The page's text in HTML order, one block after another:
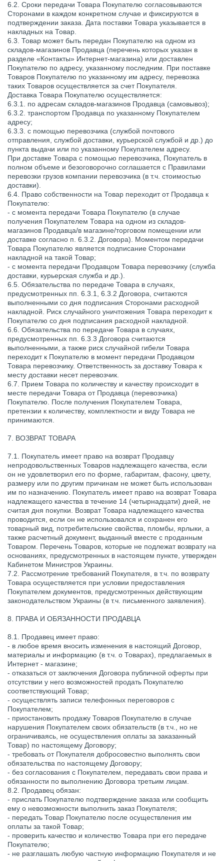
6.2. Сроки передачи Товара Покупателю согласовываются
Сторонами в каждом конкретном случае и фиксируются в
подтверждении заказа. Дата поставки Товара указывается в
накладных на Товар.
6.3. Товар может быть передан Покупателю на одном из
складов-магазинов Продавца (перечень которых указан в
разделе «Контакты» Интернет-магазина) или доставлен
Покупателю по адресу, указанному последним. При поставке
Товаров Покупателю по указанному им адресу, перевозка
таких Товаров осуществляется за счет Покупателя.
Доставка Товара Покупателю осуществляется:
6.3.1. по адресам складов-магазинов Продавца (самовывоз);
6.3.2. транспортом Продавца по указанному Покупателем
адресу;
6.3.3. с помощью перевозчика (службой почтового
отправления, службой доставки, курьерской службой и др.) до
пункта выдачи или по указанному Покупателем адресу.
При доставке Товара с помощью перевозчика, Покупатель в
полном объеме и безоговорочно соглашается с Правилами
перевозки грузов компании перевозчика (в т.ч. стоимостью
доставки).
6.4. Право собственности на Товар переходит от Продавца к
Покупателю:
- с момента передачи Товара Покупателю (в случае
получения Покупателем Товара на одном из складов-
магазинов Продавца/в магазине/торговом помещении или
доставке согласно п. 6.3.2. Договора). Моментом передачи
Товара Покупателю является подписание Сторонами
накладной на такой Товар;
- с момента передачи Продавцом Товара перевозчику (служба
доставки, курьерская служба и др.).
6.5. Обязательства по передаче Товара в случаях,
предусмотренных пп. 6.3.1, 6.3.2 Договора, считаются
выполненными со дня подписания Сторонами расходной
накладной. Риск случайного уничтожения Товара переходит к
Покупателю со дня подписания расходной накладной.
6.6. Обязательства по передаче Товара в случаях,
предусмотренных пп. 6.3.3 Договора считаются
выполненными, а также риск случайной гибели Товара
переходит к Покупателю в момент передачи Продавцом
Товара перевозчику. Ответственность за доставку Товара к
месту доставки несет перевозчик.
6.7. Прием Товара по количеству и качеству происходит в
месте передачи Товара от Продавца (перевозчика)
Покупателю. После получения Покупателем Товара,
претензии к количеству, комплектности и виду Товара не
принимаются.
7. ВОЗВРАТ ТОВАРА
7.1. Покупатель имеет право на возврат Продавцу
непродовольственных Товаров надлежащего качества, если
он не удовлетворил его по форме, габаритам, фасону, цвету,
размеру или по другим причинам не может быть использован
им по назначению. Покупатель имеет право на возврат Товара
надлежащего качества в течение 14 (четырнадцати) дней, не
считая дня покупки. Возврат Товара надлежащего качества
проводится, если он не использовался и сохранен его
товарный вид, потребительские свойства, пломбы, ярлыки, а
также расчетный документ, выданный вместе с проданным
Товаром. Перечень Товаров, которые не подлежат возврату на
основаниях, предусмотренных в настоящем пункте, утвержден
Кабинетом Министров Украины.
7.2. Рассмотрение требований Покупателя, в т.ч. по возврату
Товара осуществляется при условии предоставления
Покупателем документов, предусмотренных действующим
законодательством Украины (в т.ч. письменного заявления).
8. ПРАВА И ОБЯЗАННОСТИ ПРОДАВЦА
8.1. Продавец имеет право:
- в любое время вносить изменения в настоящий Договор,
материалы и информацию (в т.ч. о Товарах), предлагаемых в
Интернет - магазине;
- отказаться от заключения Договора публичной оферты при
отсутствии у него возможностей продать Покупателю
соответствующий Товар;
- осуществлять записи телефонных переговоров с
Покупателем;
- приостановить продажу Товаров Покупателю в случае
нарушения Покупателем своих обязательств (в т.ч., но не
ограничиваясь, не осуществления оплаты за заказанный
Товар) по настоящему Договору;
- требовать от Покупателя добросовестно выполнять свои
обязательства по настоящему Договору;
- без согласования с Покупателем, передавать свои права и
обязанности по выполнению Договора третьим лицам.
8.2. Продавец обязан:
- прислать Покупателю подтверждение заказа или сообщить
ему о невозможности выполнить заказ Покупателя;
- передать Товар Покупателю после осуществления им
оплаты за такой Товар;
- проверить качество и количество Товара при его передаче
Покупателю;
- не разглашать любую частную информацию Покупателя и не